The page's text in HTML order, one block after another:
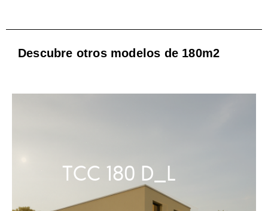
Descubre otros modelos de 180m2
TCC 180 D_L